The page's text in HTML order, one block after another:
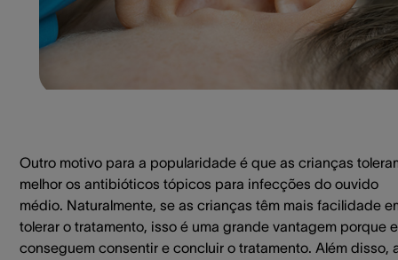
Outro motivo para a popularidade é que as crianças
melhor os antibióticos tópicos para infecções do ouvido
médio. Naturalmente, se as crianças têm mais facilidade
tolerar o tratamento, isso é uma grande vantagem porque
conseguem consentir e concluir o tratamento. Além disso,